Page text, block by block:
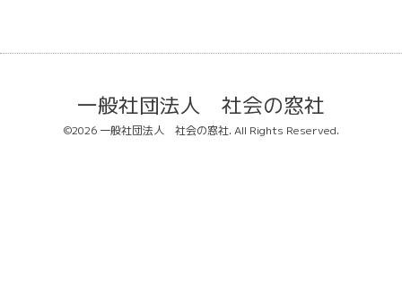
一般社団法人 社会の窓社
©2026 一般社団法人 社会の窓社. All Rights Reserved.